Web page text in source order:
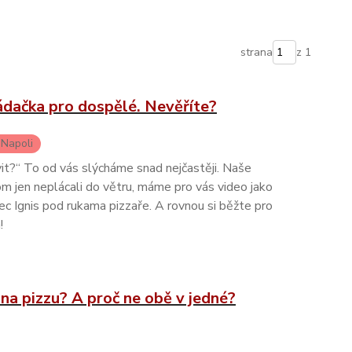
strana z 1
pro dospělé. Nevěříte?
To od vás slýcháme snad nejčastěji. Naše
jen neplácali do větru, máme pro vás video jako
Ignis pod rukama pizzaře. A rovnou si běžte pro
pizzu? A proč ne obě v jedné?